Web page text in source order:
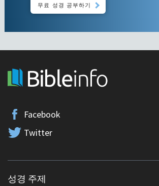
무료 성경 공부하기
Facebook
Twitter
성경 주제